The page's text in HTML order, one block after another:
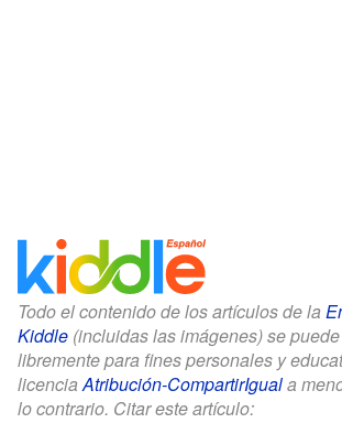
Todo el contenido de los artículos de la
Kiddle (incluidas las imágenes) se
libremente para fines personales y
licenciaAtribución-CompartirIguala
lo contrario. Citar este artículo: